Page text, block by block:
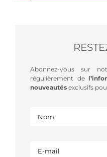
Abonnez-vous sur
régulièrement de
nouveautés exclusifs